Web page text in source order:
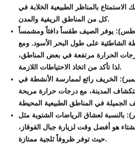
الاستمتاع بالمناظر الطبيعية الخلابة في
كل من المناطق الريفية والمدن.
يوفر الصيف طقساً دافئاً ومشمساً
الشاطئية على طول البحر الأسود. ومع
الحرارة مرتفعة في بعض المناطق،
لذا تأكد من اتخاذ الاحتياطات اللازمة.
الخريف رائع لممارسة الأنشطة في
المدينة، مع درجات حرارة مريحة
بالنسبة لعشاق الرياضات الشتوية مثل
هو أفضل وقت لزيارة جبال القوقاز،
حيث توفر ظروفاً ثلجية ممتازة.